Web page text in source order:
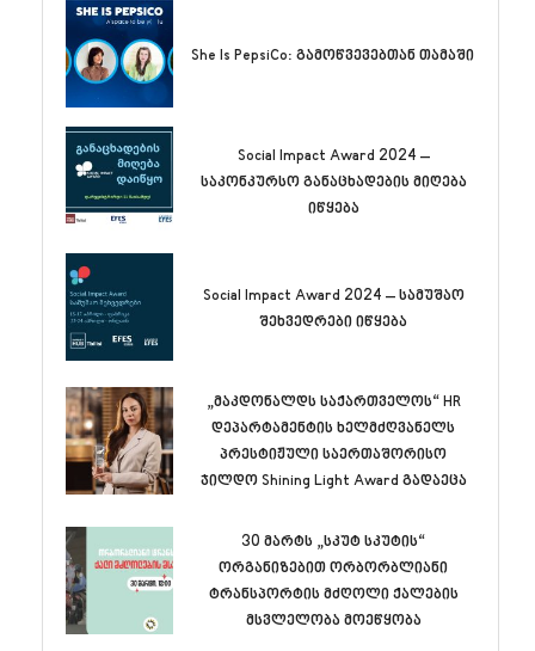
She Is PepsiCo: გამოწვევებთან თამაში
Social Impact Award 2024 –
საკონკურსო განაცხადების მიღება
იწყება
Social Impact Award 2024 – სამუშაო
შეხვედრები იწყება
„მაკდონალდს საქართველოს“ HR
დეპარტამენტის ხელმძღვანელს
პრესტიჟული საერთაშორისო
ჯილდო Shining Light Award გადაეცა
30 მარტს „სკუტ სკუტის“
ორგანიზებით ორბორბლიანი
ტრანსპორტის მძღოლი ქალების
მსვლელობა მოეწყობა